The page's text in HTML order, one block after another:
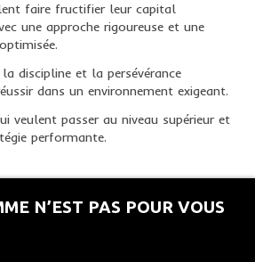
faire fructifier leur capital
une approche rigoureuse et une
discipline et la persévérance
dans un environnement exigeant.
veulent passer au niveau supérieur et
performante.
N’EST PAS POUR VOUS